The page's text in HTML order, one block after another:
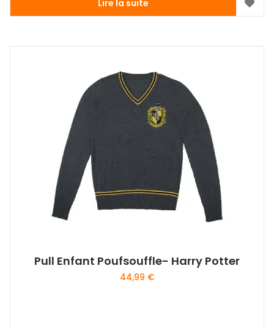
Lire la suite
Pull Enfant Poufsouffle- Harry Potter
44,99 €